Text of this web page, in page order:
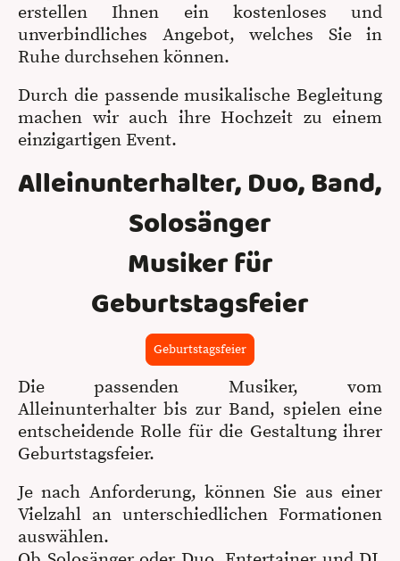
erstellen Ihnen ein kostenloses und
unverbindliches Angebot, welches Sie in
Ruhe durchsehen können.
Durch die passende musikalische Begleitung
machen wir auch ihre Hochzeit zu einem
einzigartigen Event.
Alleinunterhalter, Duo, Band,
Solosänger
Musiker für
Geburtstagsfeier
Geburtstagsfeier
Die passenden Musiker, vom
Alleinunterhalter bis zur Band, spielen eine
entscheidende Rolle für die Gestaltung ihrer
Geburtstagsfeier.
Je nach Anforderung, können Sie aus einer
Vielzahl an unterschiedlichen Formationen
auswählen.